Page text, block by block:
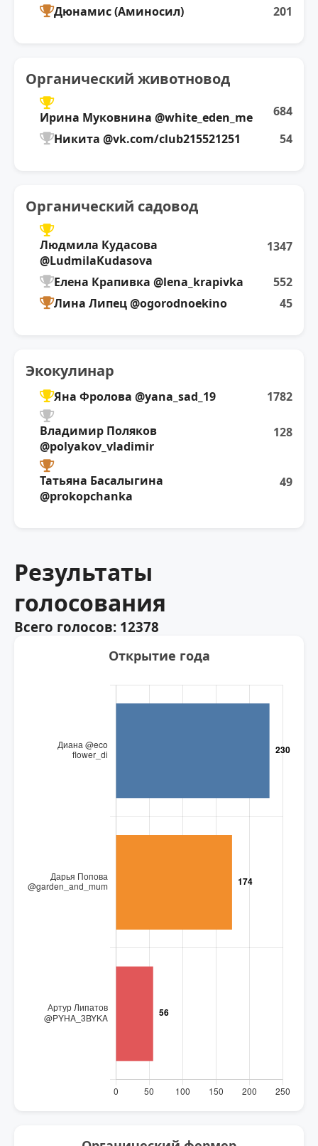
Дюнамис (Аминосил)
201
Органический животновод
Ирина Муковнина @white_eden_me
684
Никита @vk.com/club215521251
54
Органический садовод
Людмила Кудасова
@LudmilaKudasova
1347
Елена Крапивка @lena_krapivka
552
Лина Липец @ogorodnoekino
45
Экокулинар
Яна Фролова @yana_sad_19 1782
Владимир Поляков
@polyakov_vladimir
128
Татьяна Басалыгина
@prokopchanka
49
Результаты
голосования
Всего голосов: 12378
Открытие года